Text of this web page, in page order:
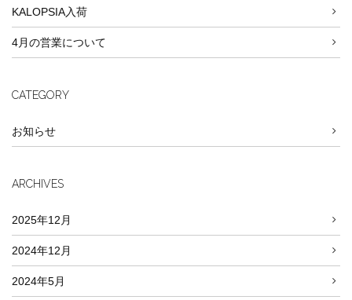
KALOPSIA入荷
4月の営業について
CATEGORY
お知らせ
ARCHIVES
2025年12月
2024年12月
2024年5月